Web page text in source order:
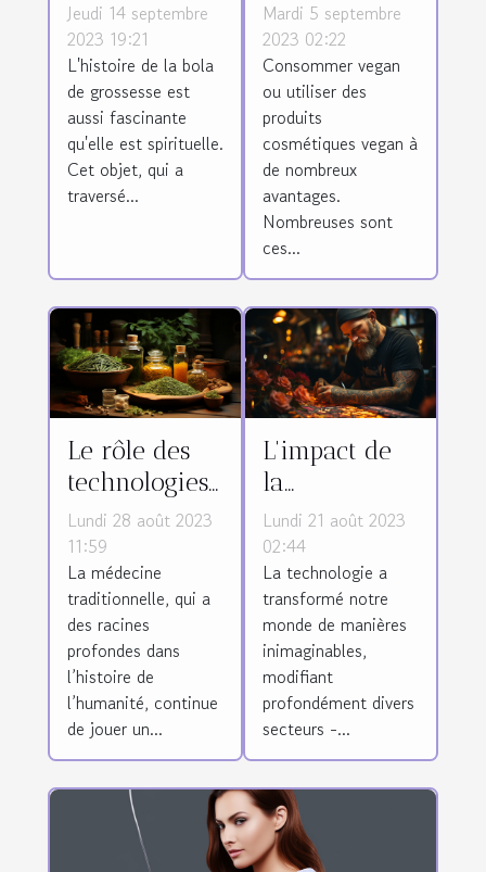
grossesse
Jeudi 14 septembre
2023 19:21
L'histoire de la bola
de grossesse est
aussi fascinante
qu'elle est spirituelle.
Cet objet, qui a
traversé...
d’utiliser les
produits
cosmétiques
vegan ?
Mardi 5 septembre
2023 02:22
Consommer vegan
ou utiliser des
produits
cosmétiques vegan à
de nombreux
avantages.
Nombreuses sont
ces...
Le rôle des
technologies
de pointe
dans la
préservation
et la
promotion de
la médecine
traditionnelle
Lundi 28 août 2023
11:59
La médecine
traditionnelle, qui a
des racines
profondes dans
l’histoire de
l’humanité, continue
de jouer un...
L'impact de
la
technologie
sur l'industrie
du tatouage
Lundi 21 août 2023
02:44
La technologie a
transformé notre
monde de manières
inimaginables,
modifiant
profondément divers
secteurs -...